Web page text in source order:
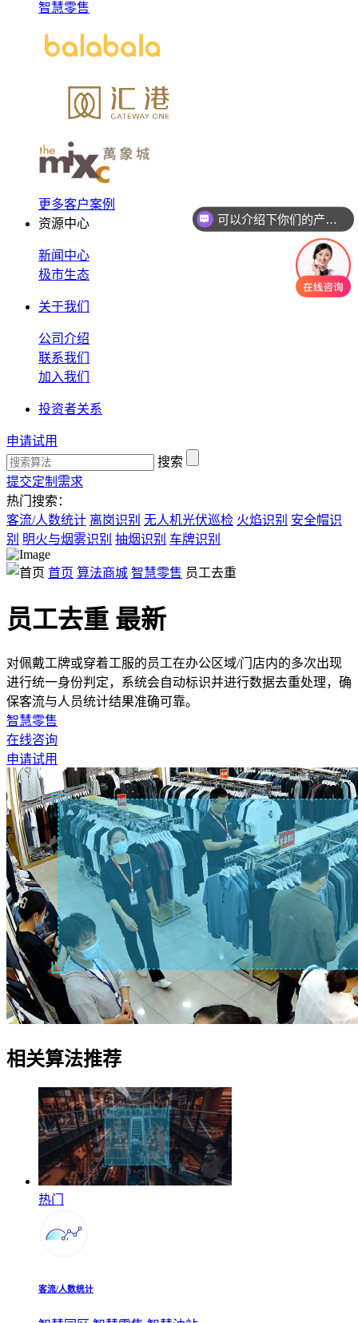
智慧零售
更多客户案例
资源中心
新闻中心
极市生态
关于我们
公司介绍
联系我们
加入我们
投资者关系
申请试用
搜索
提交定制需求
热门搜索：
客流/人数统计 离岗识别 无人机光伏巡检 火焰识别 安全帽识
别 明火与烟雾识别 抽烟识别 车牌识别
首页 算法商城 智慧零售 员工去重
员工去重 最新
对佩戴工牌或穿着工服的员工在办公区域/门店内的多次出现
进行统一身份判定，系统会自动标识并进行数据去重处理，确
保客流与人员统计结果准确可靠。
智慧零售
在线咨询
申请试用
相关算法推荐
热门
客流/人数统计
你们是怎么收费的呢